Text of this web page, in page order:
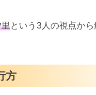
という3人の視点か
方